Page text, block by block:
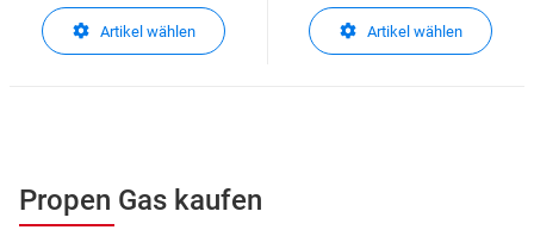
Artikel wählen Artikel wählen
Propen Gas kaufen